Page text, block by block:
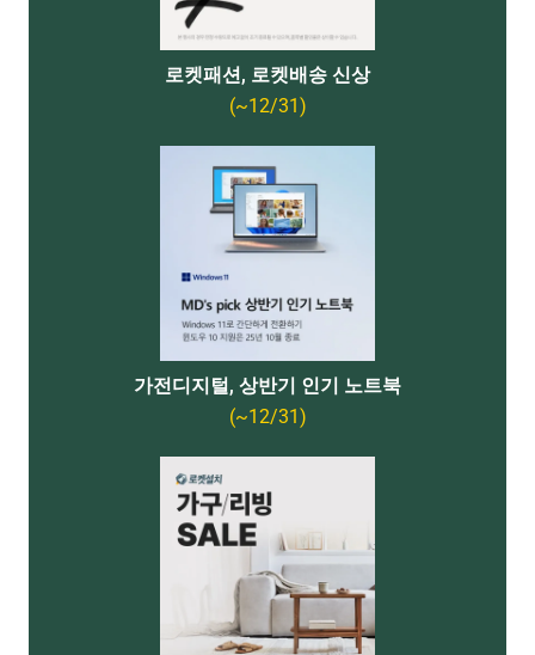
로켓패션, 로켓배송 신상
(~12/31)
가전디지털, 상반기 인기 노트북
(~12/31)